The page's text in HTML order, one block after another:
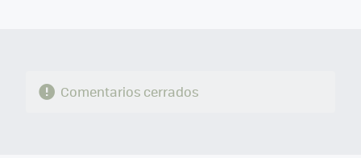
Comentarios cerrados